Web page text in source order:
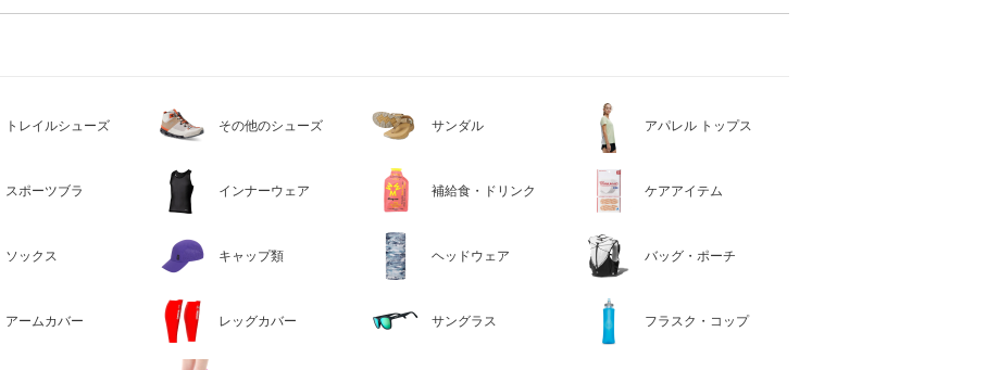
トレイルシューズ その他のシューズ サンダル アパレル トップス
スポーツブラ インナーウェア 補給食・ドリンク ケアアイテム
ソックス キャップ類 ヘッドウェア バッグ・ポーチ
アームカバー レッグカバー サングラス フラスク・コップ